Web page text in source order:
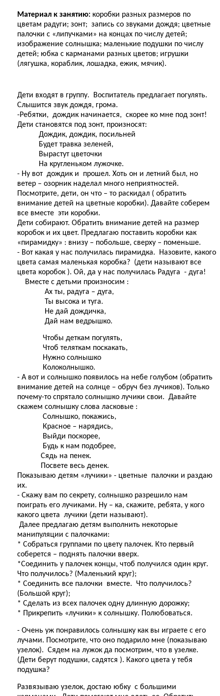
Материал к занятию:коробки разных размеров по
цветам радуги; зонт; запись со звуками дождя; цветные
палочки с «липучками» на концах по числу детей;
изображение солнышка; маленькие подушки по числу
детей; юбка с карманами разных цветов; игрушки
(лягушка, кораблик, лошадка, ежик, мячик).
Дети входят в группу. Воспитатель предлагает погулять.
Слышится звук дождя, грома.
-Ребятки, дождик начинается, скорее ко мне под зонт!
Дети становятся под зонт, произносят:
Дождик, дождик, посильней
Будет травка зеленей,
Вырастут цветочки
На кругленьком лужочке.
- Ну вот дождик и прошел. Хоть он и летний был, но
ветер – озорник наделал много неприятностей.
Посмотрите, дети, он что – то раскидал ( обратить
внимание детей на цветные коробки). Давайте соберем
все вместе эти коробки.
Дети собирают. Обратить внимание детей на размер
коробок и их цвет. Предлагаю поставить коробки как
«пирамидку» : внизу – побольше, сверху – поменьше.
- Вот какая у нас получилась пирамидка. Назовите, какого
цвета самая маленькая коробка? (дети называют все
цвета коробок ). Ой, да у нас получилась Радуга - дуга!
Вместе с детьми произносим :
Ах ты, радуга – дуга,
Ты высока и туга.
Не дай дождичка,
Дай нам ведрышко.
Чтобы деткам погулять,
Чтоб теляткам поскакать,
Нужно солнышко
Колоколнышко.
- А вот и солнышко появилось на небе голубом (обратить
внимание детей на солнце – обруч без лучиков). Только
почему-то спрятало солнышко лучики свои. Давайте
скажем солнышку слова ласковые :
Солнышко, покажись,
Красное – нарядись,
Выйди поскорее,
Будь к нам подобрее,
Сядь на пенек.
Посвете весь денек.
Показываю детям «лучики» - цветные палочки и раздаю
их.
- Скажу вам по секрету, солнышко разрешило нам
поиграть его лучиками. Ну – ка, скажите, ребята, у кого
какого цвета лучики (дети называют).
Далее предлагаю детям выполнить некоторые
манипуляции с палочками:
* Собраться группами по цвету палочек. Кто первый
соберется – поднять палочки вверх.
*Соединить у палочек концы, чтоб получился один круг.
Что получилось? (Маленький круг);
* Соединить все палочки вместе. Что получилось?
(Большой круг);
* Сделать из всех палочек одну длинную дорожку;
* Прикрепить «лучики» к солнышку. Полюбоваться.
- Очень уж понравилось солнышку как вы играете с его
лучами. Посмотрите, что оно подарило мне (показываю
узелок). Сядем на лужок да посмотрим, что в узелке.
(Дети берут подушки, садятся ). Какого цвета у тебя
подушка?
Развязываю узелок, достаю юбку с большими